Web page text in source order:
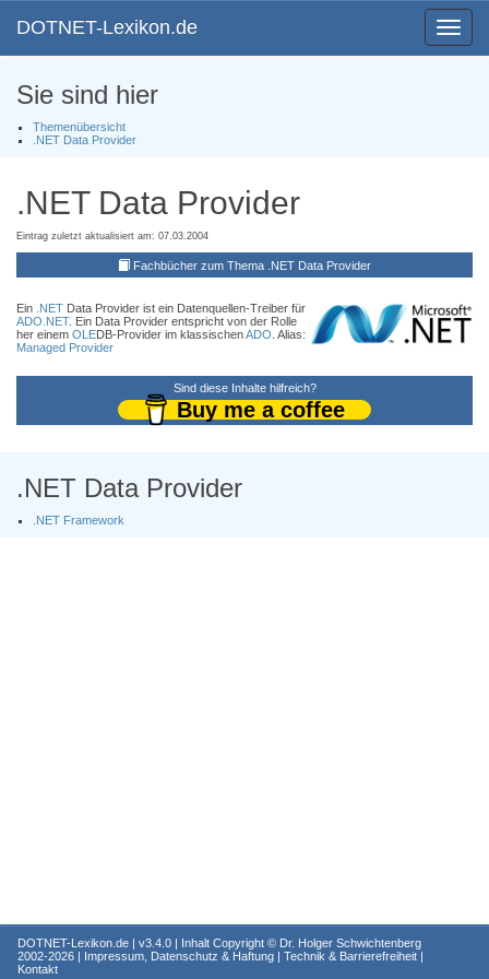
Toggle
DOTNET-Lexikon.de
Sie sind hier
Themenübersicht
.NET Data Provider
.NET Data Provider
Eintrag zuletzt aktualisiert am: 07.03.2004
Fachbücher zum Thema .NET Data Provider
Ein .NET Data Provider ist ein Datenquellen-Treiber für
ADO .NET. Ein Data Provider entspricht von der Rolle
her einem OLEDB-Provider im klassischenADO . Alias:
Managed Provider
Sind diese Inhalte hilfreich?
Buy me a coffee
.NET Data Provider
.NET Framework
DOTNET-Lexikon.de | v3.4.0 | Inhalt Copyright © Dr. Holger Schwichtenberg
2002-2026 | Impressum, Datenschutz & Haftung | Technik & Barrierefreiheit |
Kontakt